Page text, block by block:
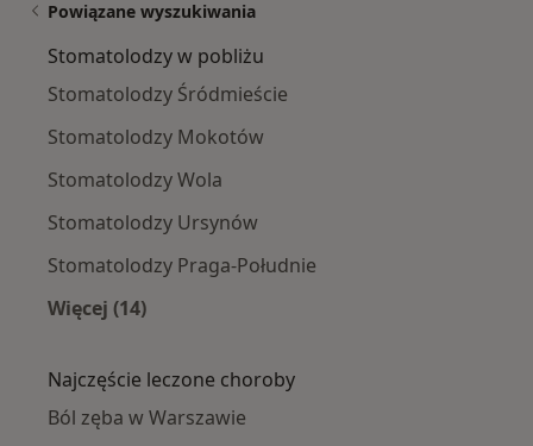
Powiązane wyszukiwania
Stomatolodzy w pobliżu
Stomatolodzy Śródmieście
Stomatolodzy Mokotów
Stomatolodzy Wola
Stomatolodzy Ursynów
Stomatolodzy Praga-Południe
Więcej (14)
Najczęście leczone choroby
Ból zęba w Warszawie